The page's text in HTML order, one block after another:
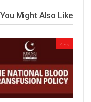
You Might Also Like
صحت